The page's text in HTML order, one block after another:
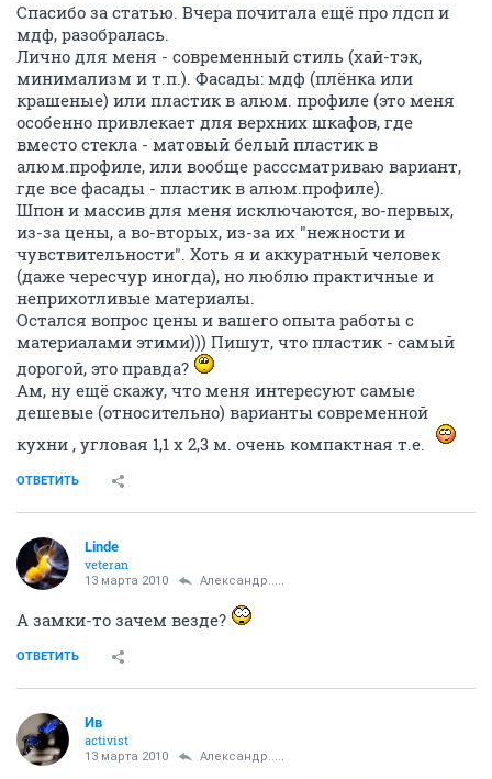
Спасибо за статью. Вчера почитала ещё про лдсп и
мдф, разобралась.
Лично для меня - современный стиль (хай-тэк,
минимализм и т.п.). Фасады: мдф (плёнка или
крашеные) или пластик в алюм. профиле (это меня
особенно привлекает для верхних шкафов, где
вместо стекла - матовый белый пластик в
алюм.профиле, или вообще расссматриваю вариант,
где все фасады - пластик в алюм.профиле).
Шпон и массив для меня исключаются, во-первых,
из-за цены, а во-вторых, из-за их "нежности и
чувствительности". Хоть я и аккуратный человек
(даже чересчур иногда), но люблю практичные и
неприхотливые материалы.
Остался вопрос цены и вашего опыта работы с
материалами этими))) Пишут, что пластик - самый
дорогой, это правда?
Ам, ну ещё скажу, что меня интересуют самые
дешевые (относительно) варианты современной
кухни , угловая 1,1 х 2,3 м. очень компактная т.е.
ОТВЕТИТЬ
Linde
veteran
13 марта 2010 Александр.....
А замки-то зачем везде?
ОТВЕТИТЬ
Ив
activist
13 марта 2010 Александр.....